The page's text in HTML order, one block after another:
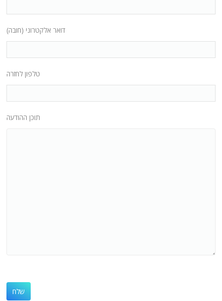
דואר אלקטרוני (חובה)
טלפון לחזרה
תוכן ההודעה